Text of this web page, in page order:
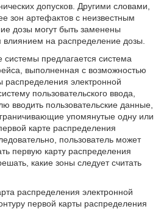
допусков. Другими словами,
зон артефактов с неизвестным
дозы могут быть заменены
на распределение дозы.
системы предлагается система
выполненная с возможностью
распределения электронной
пользовательского ввода,
вводить пользовательские данные,
упомянутые одну или
карте распределения
пользователь может
первую карту распределения
какие зоны следует считать
распределения электронной
первой карты распределения